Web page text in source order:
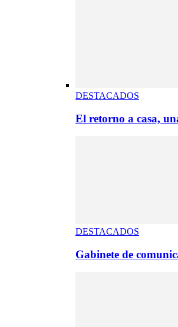
DESTACADOS
El retorno a casa,
DESTACADOS
Gabinete de